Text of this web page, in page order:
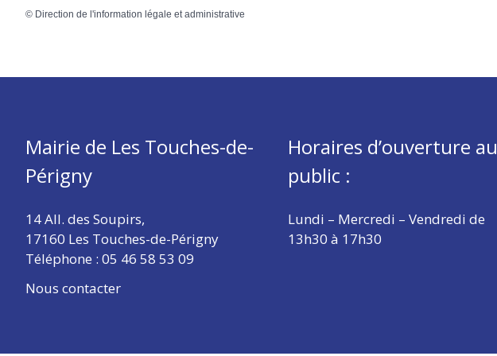
© Direction de l'information légale et administrative
Mairie de Les Touches-de-
Périgny
14 All. des Soupirs,
17160 Les Touches-de-Périgny
Téléphone : 05 46 58 53 09
Nous contacter
Horaires d’ouverture au
public :
Lundi – Mercredi – Vendredi de
13h30 à 17h30